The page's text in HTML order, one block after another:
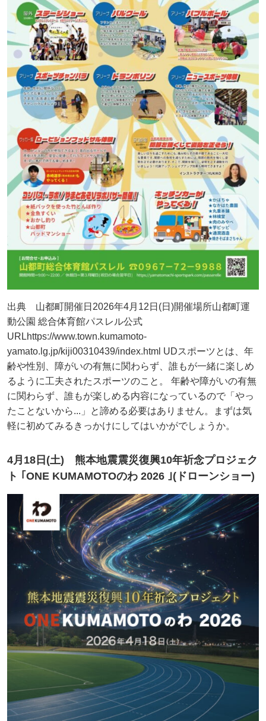
出典 山都町開催日2026年4月12日(日)開催場所山都町運
動公園 総合体育館パスレル公式
URLhttps://www.town.kumamoto-
yamato.lg.jp/kiji00310439/index.html UDスポーツとは、年
齢や性別、障がいの有無に関わらず、誰もが一緒に楽しめ
るように工夫されたスポーツのこと。 年齢や障がいの有無
に関わらず、誰もが楽しめる内容になっているので「やっ
たことないから...」と諦める必要はありません。まずは気
軽に初めてみるきっかけにしてはいかがでしょうか。
4月18日(土) 熊本地震震災復興10年祈念プロジェク
ト ｢ONE KUMAMOTOのわ 2026 ｣(ドローンショー)